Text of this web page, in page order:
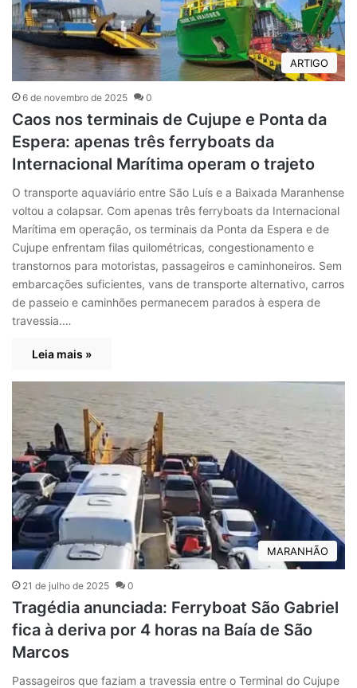
ARTIGO
6 de novembro de 2025 0
Caos nos terminais de Cujupe e Ponta da
Espera: apenas três ferryboats da
Internacional Marítima operam o trajeto
O transporte aquaviário entre São Luís e a Baixada Maranhense
voltou a colapsar. Com apenas três ferryboats da Internacional
Marítima em operação, os terminais da Ponta da Espera e de
Cujupe enfrentam filas quilométricas, congestionamento e
transtornos para motoristas, passageiros e caminhoneiros. Sem
embarcações suficientes, vans de transporte alternativo, carros
de passeio e caminhões permanecem parados à espera de
travessia.…
Leia mais »
MARANHÃO
21 de julho de 2025 0
Tragédia anunciada: Ferryboat São Gabriel
fica à deriva por 4 horas na Baía de São
Marcos
Passageiros que faziam a travessia entre o Terminal do Cujupe